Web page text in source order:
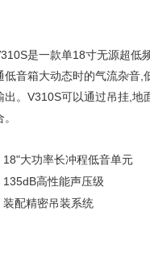
是一款单18寸无源超低
低音箱大动态时的气流杂音,
出。V310S可以通过吊挂,地
18"大功率长冲程低音单元
135dB高性能声压级
装配精密吊装系统